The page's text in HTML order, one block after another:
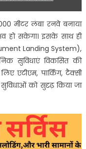
मीटर लंबा रनवे बनाया
हो सकेगा। इसके साथ ही
Landing System),
सुविधाएं विकसित की
लिए एटीएम, पार्किंग, टैक्सी
को सुदृढ़ किया जा